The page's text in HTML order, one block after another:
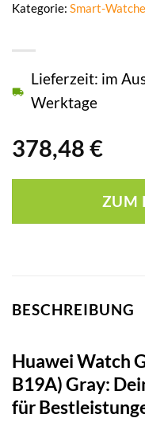
378,48 €
Lieferzeit: im
Werktage
ZUM
Kategorie: Smart-
BESCHREIBUNG
Huawei Watch
B19A) Gray:
für